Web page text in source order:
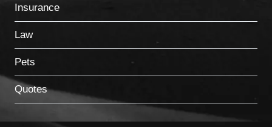
Insurance
Law
Pets
Quotes